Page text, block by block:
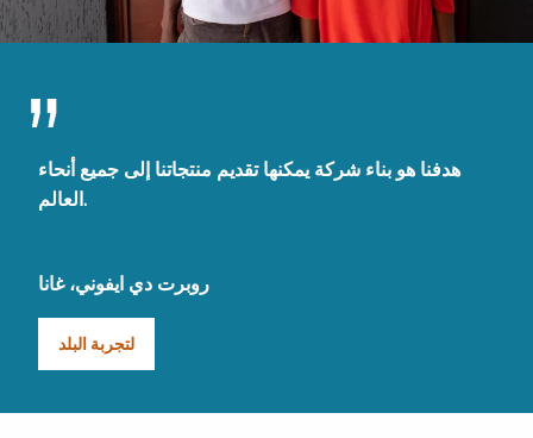
هدفنا هو بناء شركة يمكنها تقديم منتجاتنا إلى جميع أنحاء
العالم.
روبرت دي ايفوني، غانا
لتجربة البلد